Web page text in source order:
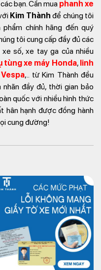
bạn. Cần mua phanh xe
Kim Thành để chúng tôi
chính hãng đến quý
tôi cung cấp đầy đủ các
số, xe tay ga của nhiều
tùng xe máy Honda, linh
,.. từ Kim Thành đều
đầy đủ, thời gian bảo
quốc với nhiều hình thức
hân hạnh được đồng hành
cung đường!